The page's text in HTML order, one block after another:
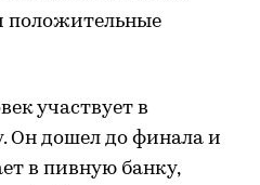
положительные
участвует в
Он дошел до финала и
в пивную банку,